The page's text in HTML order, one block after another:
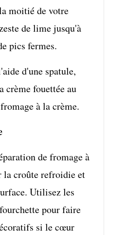
moitié de votre
de lime jusqu'à
pics fermes.
d'une spatule,
crème fouettée au
à la crème.
de fromage à
la croûte refroidie et
Utilisez les
pour faire
si le cœur